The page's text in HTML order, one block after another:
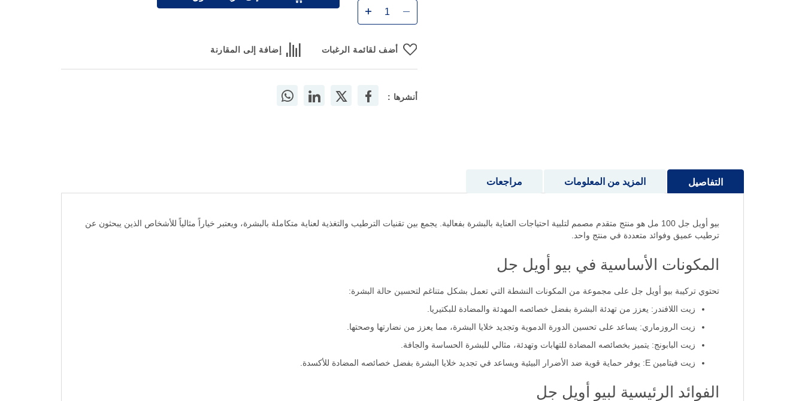
أضف لقائمة الرغبات إضافة إلى المقارنة
أنشرها :
التفاصيل
بيو أويل جل 100 مل هو منتج متقدم مصمم لتلبية احتياجات العناية بالبشرة بفعالية. يجمع بين تقنيات الترطيب والتغذية لعناية متكاملة بالبشرة، ويعتبر خياراً مثالياً للأشخاص الذين يبحثون عن
ترطيب عميق وفوائد متعددة في منتج واحد.
المكونات الأساسية في بيو أويل جل
تحتوي تركيبة بيو أويل جل على مجموعة من المكونات النشطة التي تعمل بشكل متناغم لتحسين حالة البشرة:
زيت اللافندر: يعزز من تهدئة البشرة بفضل خصائصه المهدئة والمضادة للبكتيريا.
زيت الروزماري: يساعد على تحسين الدورة الدموية وتجديد خلايا البشرة، مما يعزز من نضارتها وصحتها.
زيت البابونج: يتميز بخصائصه المضادة للتهابات وتهدئة، مثالي للبشرة الحساسة والجافة.
زيت فيتامين E: يوفر حماية قوية ضد الأضرار البيئية ويساعد في تجديد خلايا البشرة بفضل خصائصه المضادة للأكسدة.
الفوائد الرئيسية لبيو أويل جل
المزيد من المعلومات مراجعات